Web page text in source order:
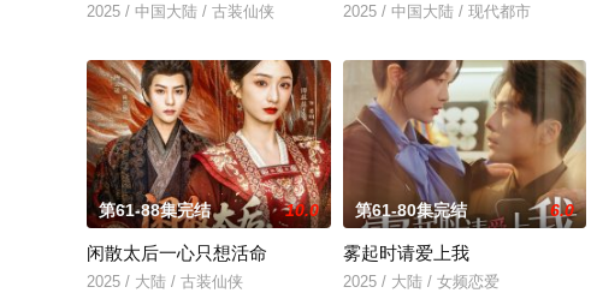
2025 / 中国大陆 / 古装仙侠 2025 / 中国大陆 / 现代都市
第61-88集完结 10.0
闲散太后一心只想活命
2025 / 大陆 / 古装仙侠
第61-80集完结 6.0
雾起时请爱上我
2025 / 大陆 / 女频恋爱